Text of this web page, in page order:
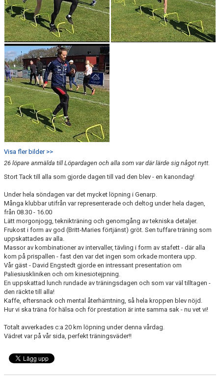
Visa fler bilder >>
26 löpare anmälda till Löpardagen och alla som var där lärde sig något nytt.
Stort Tack till alla som gjorde dagen till vad den blev - en kanondag!
Under hela söndagen var det mycket löpning i Genarp.
Många klubbar utifrån var representerade och deltog under hela dagen,
från 08.30 - 16.00
Lätt morgonjogg, teknikträning och genomgång av tekniska detaljer.
Frukost i form av god (Britt-Maries förtjänst) gröt. Sen tuffare träning som
uppskattades av alla.
Massor av kombinationer av intervaller, tävling i form av stafett - där alla
kom på prispallen - fast den var det ingen som orkade montera upp.
Vår gäst - David Engstedt gjorde en intressant presentation om
Paliesiuskliniken och om kinesiotejpning.
En uppskattad lunch rundade av träningsdagen och som var väl tilltagen -
den räckte till alla!
Kaffe, eftersnack och mental återhämtning, så hela kroppen blev nöjd.
Hur vi ska träna för hälsa och för prestation är inte samma sak - nu vet vi!
Totalt avverkades c:a 20 km löpning under denna vårdag.
Vädret var på vår sida, perfekt träningsväder!!